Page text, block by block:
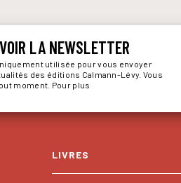
LA NEWSLETTER
utilisée pour vous envoyer
des éditions Calmann-Lévy. Vous
moment. Pour plus
LIVRES